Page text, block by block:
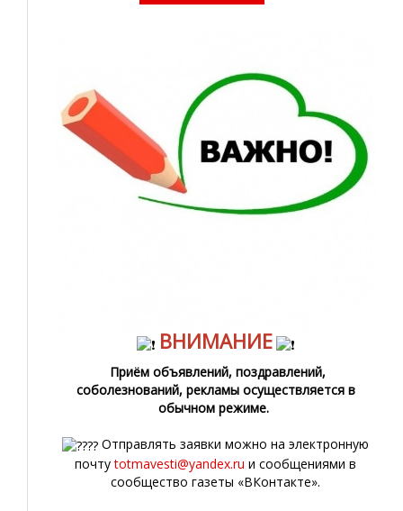
ВНИМАНИЕ
Приём объявлений, поздравлений,
соболезнований, рекламы осуществляется в
обычном режиме.
Отправлять заявки можно на электронную
почтуtotmavesti@yandex.ru и сообщениями в
сообщество газеты «ВКонтакте».